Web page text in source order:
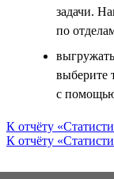
задачи.
по
выберите
с
К отчёту
К отчёту